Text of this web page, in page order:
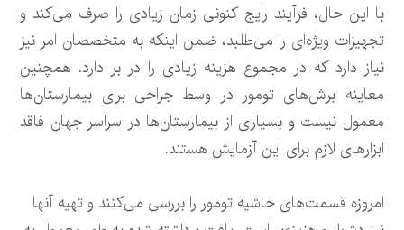
با این حال، فرآیند رایج کنونی زمان زیادی را صرف می‌کند و
تجهیزات ویژه‌ای را می‌طلبد، ضمن اینکه به متخصصان امر نیز
نیاز دارد که در مجموع هزینه زیادی را در بر دارد. همچنین
معاینه برش‌های تومور در وسط جراحی برای بیمارستان‌ها
معمول نیست و بسیاری از بیمارستان‌ها در سراسر جهان فاقد
ابزارهای لازم برای این آزمایش هستند.
امروزه قسمت‌های حاشیه تومور را بررسی می‌کنند و تهیه آنها